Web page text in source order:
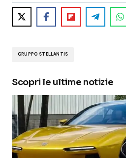
GRUPPO STELLANTIS
Scopri le ultime notizie